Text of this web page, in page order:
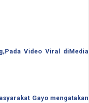
Video Viral diMedia
Gayo mengatakan